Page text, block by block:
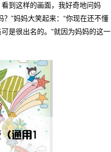
到这样的画面，我好奇地问妈
”妈妈大笑起来：“你现在还不懂
是很出名的。”就因为妈妈的这一